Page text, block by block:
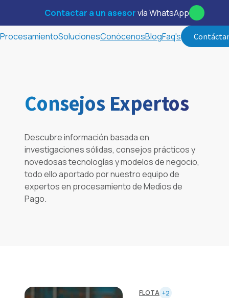
Contactar a un asesorvía WhatsApp
ProcesamientoSolucionesConócenosBlogFaq's
Consejos Expertos
Descubre información basada en
investigaciones sólidas, consejos prácticos y
novedosas tecnologías y modelos de negocio,
todo ello aportado por nuestro equipo de
expertos en procesamiento de Medios de
Pago.
FLOTA +2